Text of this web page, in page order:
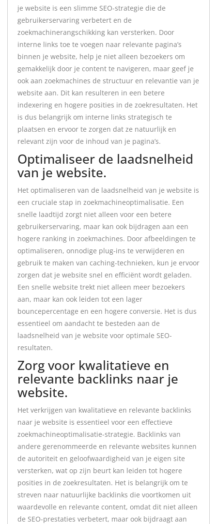
je website is een slimme SEO-strategie die de
gebruikerservaring verbetert en de
zoekmachinerangschikking kan versterken. Door
interne links toe te voegen naar relevante pagina’s
binnen je website, help je niet alleen bezoekers om
gemakkelijk door je content te navigeren, maar geef je
ook aan zoekmachines de structuur en relevantie van je
website aan. Dit kan resulteren in een betere
indexering en hogere posities in de zoekresultaten. Het
is dus belangrijk om interne links strategisch te
plaatsen en ervoor te zorgen dat ze natuurlijk en
relevant zijn voor de inhoud van je pagina’s.
Optimaliseer de laadsnelheid
van je website.
Het optimaliseren van de laadsnelheid van je website is
een cruciale stap in zoekmachineoptimalisatie. Een
snelle laadtijd zorgt niet alleen voor een betere
gebruikerservaring, maar kan ook bijdragen aan een
hogere ranking in zoekmachines. Door afbeeldingen te
optimaliseren, onnodige plug-ins te verwijderen en
gebruik te maken van caching-technieken, kun je ervoor
zorgen dat je website snel en efficiënt wordt geladen.
Een snelle website trekt niet alleen meer bezoekers
aan, maar kan ook leiden tot een lager
bouncepercentage en een hogere conversie. Het is dus
essentieel om aandacht te besteden aan de
laadsnelheid van je website voor optimale SEO-
resultaten.
Zorg voor kwalitatieve en
relevante backlinks naar je
website.
Het verkrijgen van kwalitatieve en relevante backlinks
naar je website is essentieel voor een effectieve
zoekmachineoptimalisatie-strategie. Backlinks van
andere gerenommeerde en relevante websites kunnen
de autoriteit en geloofwaardigheid van je eigen site
versterken, wat op zijn beurt kan leiden tot hogere
posities in de zoekresultaten. Het is belangrijk om te
streven naar natuurlijke backlinks die voortkomen uit
waardevolle en relevante content, omdat dit niet alleen
de SEO-prestaties verbetert, maar ook bijdraagt aan